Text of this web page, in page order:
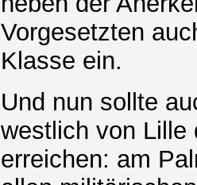
Vorgesetzten
Klasse ein.
Und nun sollte
westlich von Lille
erreichen: am